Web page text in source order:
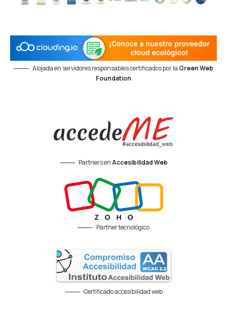
Alojada en servidores responsables certificados por la Green Web
Foundation
Partners enAccesibilidad Web
Partner tecnológico
Certificado accesibilidad web